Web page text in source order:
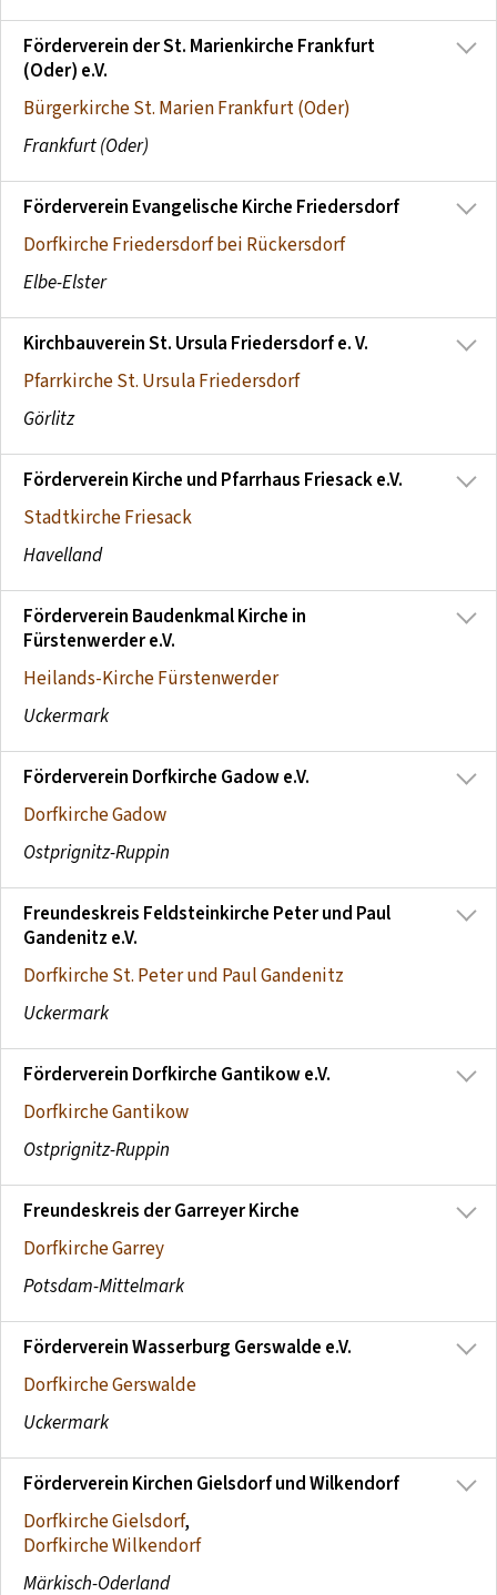
Förderverein der St. Marienkirche Frankfurt
(Oder) e.V.
Bürgerkirche St. Marien Frankfurt (Oder)
Frankfurt (Oder)
Förderverein Evangelische Kirche Friedersdorf
Dorfkirche Friedersdorf bei Rückersdorf
Elbe-Elster
Kirchbauverein St. Ursula Friedersdorf e. V.
Pfarrkirche St. Ursula Friedersdorf
Görlitz
Förderverein Kirche und Pfarrhaus Friesack e.V.
Stadtkirche Friesack
Havelland
Förderverein Baudenkmal Kirche in
Fürstenwerder e.V.
Heilands-Kirche Fürstenwerder
Uckermark
Förderverein Dorfkirche Gadow e.V.
Dorfkirche Gadow
Ostprignitz-Ruppin
Freundeskreis Feldsteinkirche Peter und Paul
Gandenitz e.V.
Dorfkirche St. Peter und Paul Gandenitz
Uckermark
Förderverein Dorfkirche Gantikow e.V.
Dorfkirche Gantikow
Ostprignitz-Ruppin
Freundeskreis der Garreyer Kirche
Dorfkirche Garrey
Potsdam-Mittelmark
Förderverein Wasserburg Gerswalde e.V.
Dorfkirche Gerswalde
Uckermark
Förderverein Kirchen Gielsdorf und Wilkendorf
Dorfkirche Gielsdorf,
Dorfkirche Wilkendorf
Märkisch-Oderland